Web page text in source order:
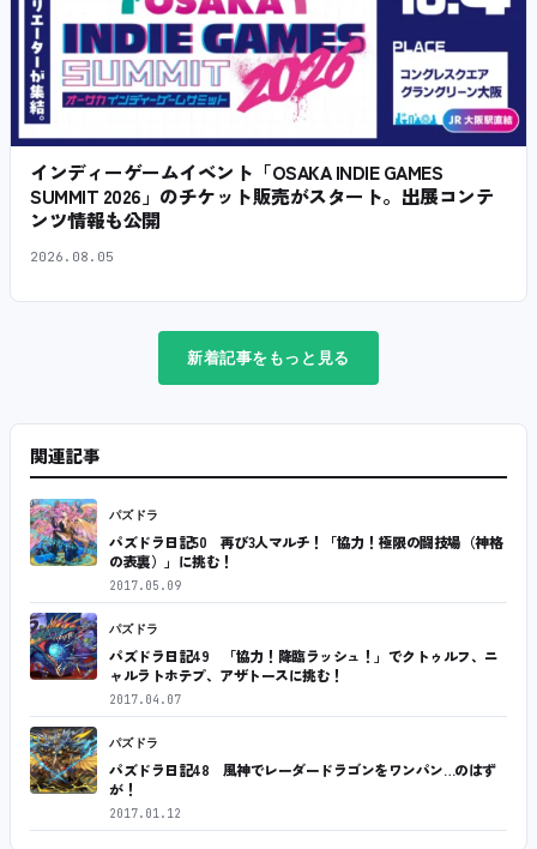
インディーゲームイベント「OSAKA INDIE GAMES
SUMMIT 2026」のチケット販売がスタート。出展コンテ
ンツ情報も公開
2026.08.05
新着記事をもっと見る
関連記事
パズドラ
パズドラ日記50 再び3人マルチ！「協力！極限の闘技場（神格
の表裏）」に挑む！
2017.05.09
パズドラ
パズドラ日記49 「協力！降臨ラッシュ！」でクトゥルフ、ニ
ャルラトホテプ、アザトースに挑む！
2017.04.07
パズドラ
パズドラ日記48 風神でレーダードラゴンをワンパン…のはず
が！
2017.01.12